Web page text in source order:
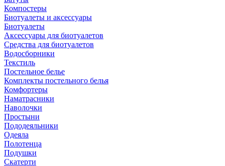
Компостеры
Биотуалеты и аксессуары
Биотуалеты
Аксессуары для биотуалетов
Средства для биотуалетов
Водосборники
Текстиль
Постельное белье
Комплекты постельного белья
Комфортеры
Наматрасники
Наволочки
Простыни
Пододеяльники
Одеяла
Полотенца
Подушки
Скатерти